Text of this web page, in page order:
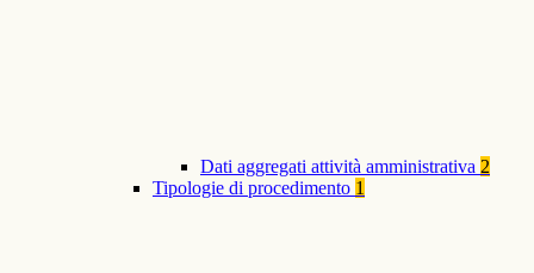
Dati aggregati attività amministrativa 2
Tipologie di procedimento 1